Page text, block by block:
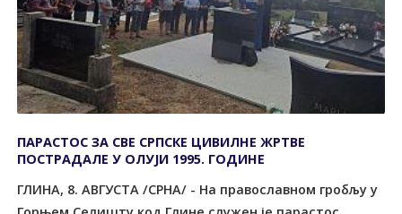
ПАРАСТОС ЗА СВЕ СРПСКЕ ЦИВИЛНЕ ЖРТВЕ
ПОСТРАДАЛЕ У ОЛУЈИ 1995. ГОДИНЕ
ГЛИНА, 8. АВГУСTА /СРНА/ - На православном гробљу у